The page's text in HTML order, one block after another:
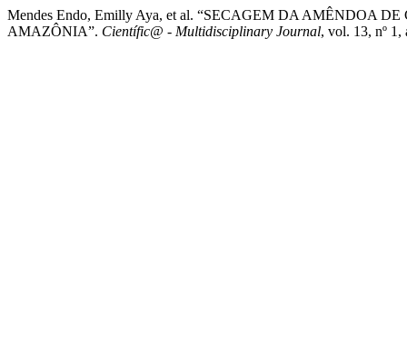
Mendes Endo, Emilly Aya, et al. “SECAGEM DA AMÊNDOA
AMAZÔNIA”. Científic@ - Multidisciplinary Journal, vol. 13, nº